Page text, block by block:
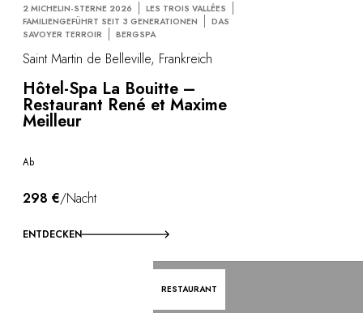
2 MICHELIN-STERNE 2026
LES TROIS VALLÉES
FAMILIENGEFÜHRT SEIT 3 GENERATIONEN
DAS
SAVOYER TERROIR
BERGSPA
Saint Martin de Belleville, Frankreich
Hôtel-Spa La Bouitte –
Restaurant René et Maxime
Meilleur
Ab
298 €/Nacht
ENTDECKEN
RESTAURANT